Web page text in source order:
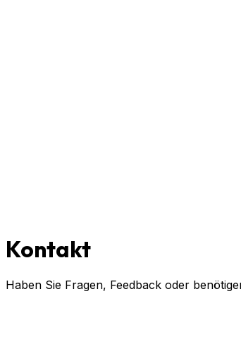
Kontakt
Haben Sie Fragen, Feedback oder